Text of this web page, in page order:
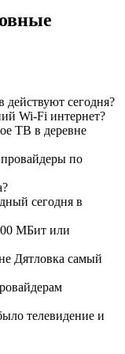
действуют сегодня?
Wi-Fi интернет?
ТВ в деревне
по
сегодня в
МБит или
Дятловка самый
телевидение и